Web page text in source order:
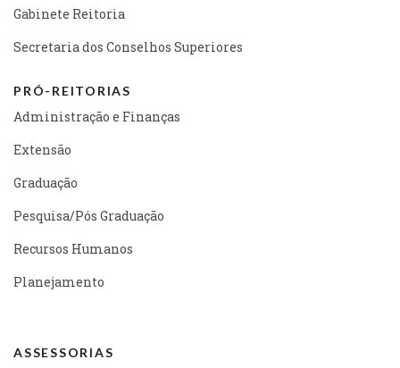
Gabinete Reitoria
Secretaria dos Conselhos Superiores
PRÓ-REITORIAS
Administração e Finanças
Extensão
Graduação
Pesquisa/Pós Graduação
Recursos Humanos
Planejamento
ASSESSORIAS